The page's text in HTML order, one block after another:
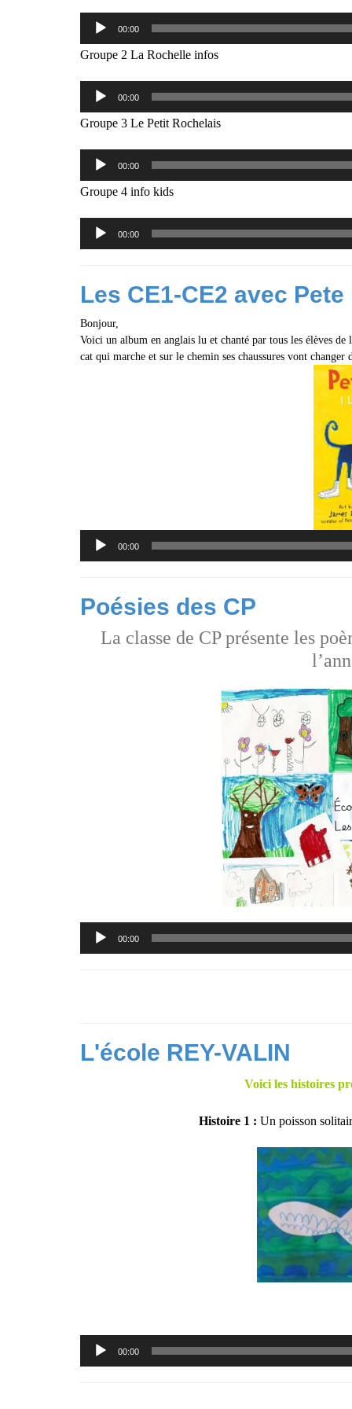
Lecteur
audio
00:00
Groupe 2 La Rochelle infos
Lecteur
audio
00:00
Groupe 3 Le Petit Rochelais
Lecteur
audio
00:00
Groupe 4 info kids
Lecteur
audio
00:00
Les CE1-CE2 avec
Bonjour,
Voici un album en anglais lu et chanté par tous les élèves
cat qui marche et sur le chemin ses chaussures vont
Lecteur
audio
00:00
Poésies des CP
La classe de CP présente les
Lecteur
audio
00:00
L'école REY-VALIN
Voici les histoires
Histoire 1 : Un poisson
Lecteur
audio
00:00